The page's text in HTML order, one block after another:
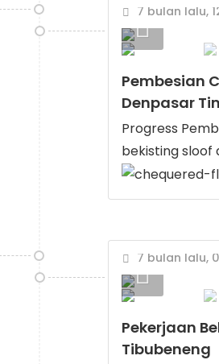
7 bulan lalu,
Pembesian
Denpasar
Progress
bekisting
7 bulan lalu,
Pekerjaan
Tibubeneng